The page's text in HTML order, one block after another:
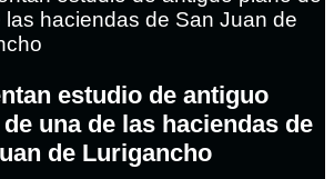
estudio de antiguo
una de las haciendas de
de Lurigancho